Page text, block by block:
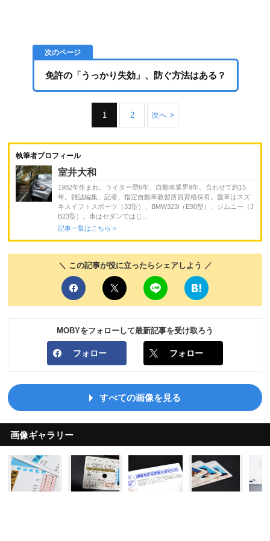
免許の「うっかり失効」、防ぐ方法はある？
1 2 次へ >
執筆者プロフィール
室井大和
1982年生まれ。ライター歴6年、自動車業界9年。合わせて約15
年。雑誌編集、記者、指定自動車教習所員資格保有。愛車はスズ
キスイフトスポーツ（33型）、BMW323i（E90型）、ジムニー（J
B23型）。車はセダンではじ...
記事一覧はこちら >
＼ この記事が役に立ったらシェアしよう ／
MOBYをフォローして最新記事を受け取ろう
フォロー フォロー
すべての画像を見る
画像ギャラリー